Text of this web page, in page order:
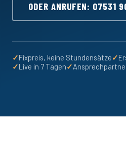
ODER ANRUFEN: 07531
✓Fixpreis, keine Stundensätze✓
✓Live in 7 Tagen✓